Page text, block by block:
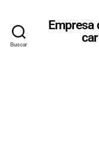
Buscar
Empresa